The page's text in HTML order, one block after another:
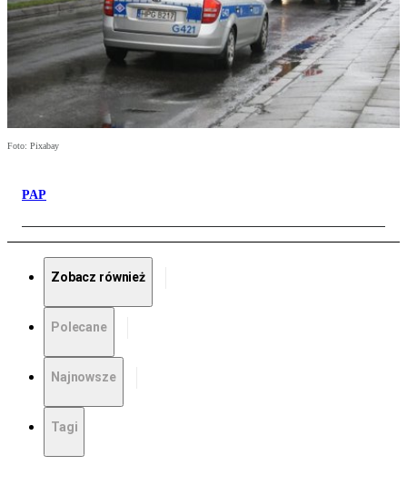
Foto: Pixabay
PAP
Zobacz również
Polecane
Najnowsze
Tagi